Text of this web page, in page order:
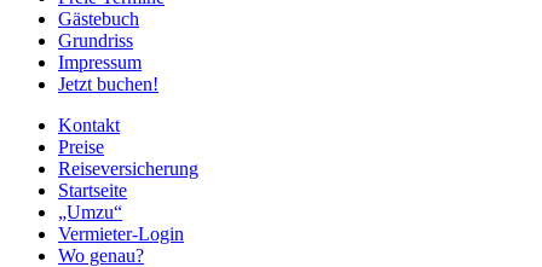
Gästebuch
Grundriss
Impressum
Jetzt buchen!
Kontakt
Preise
Reiseversicherung
Startseite
„Umzu“
Vermieter-Login
Wo genau?